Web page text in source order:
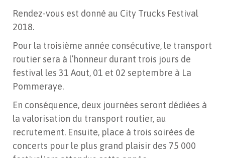
Rendez-vous est donné au City Trucks Festival
2018.
Pour la troisième année consécutive, le transport
routier sera à l’honneur durant trois jours de
festival les 31 Aout, 01 et 02 septembre à La
Pommeraye.
En conséquence, deux journées seront dédiées à
la valorisation du transport routier, au
recrutement. Ensuite, place à trois soirées de
concerts pour le plus grand plaisir des 75 000